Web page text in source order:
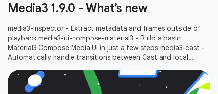
Media3 1.9.0 - What’s new
media3-inspector - Extract metadata and frames outside of
playback media3-ui-compose-material3 - Build a basic
Material3 Compose Media UI in just a few steps media3-cast -
Automatically handle transitions between Cast and local